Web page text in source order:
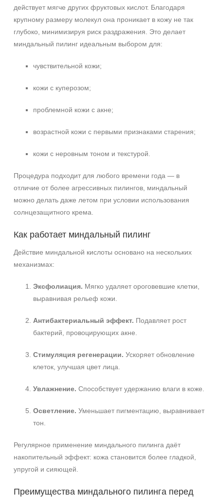
действует мягче других фруктовых кислот. Благодаря
крупному размеру молекул она проникает в кожу не так
глубоко, минимизируя риск раздражения. Это делает
миндальный пилинг идеальным выбором для:
чувствительной кожи;
кожи с куперозом;
проблемной кожи с акне;
возрастной кожи с первыми признаками старения;
кожи с неровным тоном и текстурой.
Процедура подходит для любого времени года — в
отличие от более агрессивных пилингов, миндальный
можно делать даже летом при условии использования
солнцезащитного крема.
Как работает миндальный пилинг
Действие миндальной кислоты основано на нескольких
механизмах:
Эксфолиация. Мягко удаляет ороговевшие клетки,
выравнивая рельеф кожи.
Антибактериальный эффект. Подавляет рост
бактерий, провоцирующих акне.
Стимуляция регенерации. Ускоряет обновление
клеток, улучшая цвет лица.
Увлажнение. Способствует удержанию влаги в коже.
Осветление. Уменьшает пигментацию, выравнивает
тон.
Регулярное применение миндального пилинга даёт
накопительный эффект: кожа становится более гладкой,
упругой и сияющей.
Преимущества миндального пилинга перед